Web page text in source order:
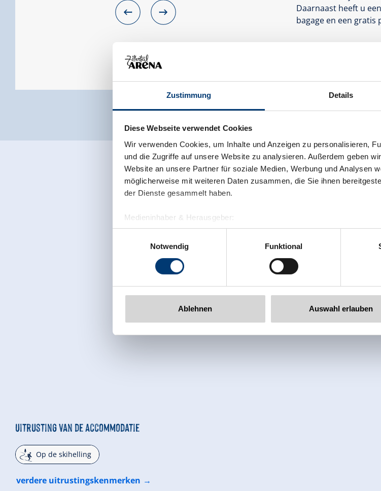
Zustimmung Details
Diese Webseite verwendet Cookies
Wir verwenden Cookies, um Inhalte und Anzeigen zu personalisieren,
und die Zugriffe auf unsere Website zu analysieren. Außerdem geben
Website an unsere Partner für soziale Medien, Werbung und Analysen
möglicherweise mit weiteren Daten zusammen, die Sie ihnen
der Dienste gesammelt haben.
Medieninhaber & Herausgeber:
Zeller Bergbahnen Zillertal GmbH & Co KG
Rohr 23// A-6280 Zell am Ziller
www.zillertalarena.com
Notwendig
Funktional
Ablehnen Auswahl erlauben
Daarnaast heeft u
bagage en een gratis
Uitrusting van de accommodatie
🞷Op de skihelling
verdere uitrustingskenmerken